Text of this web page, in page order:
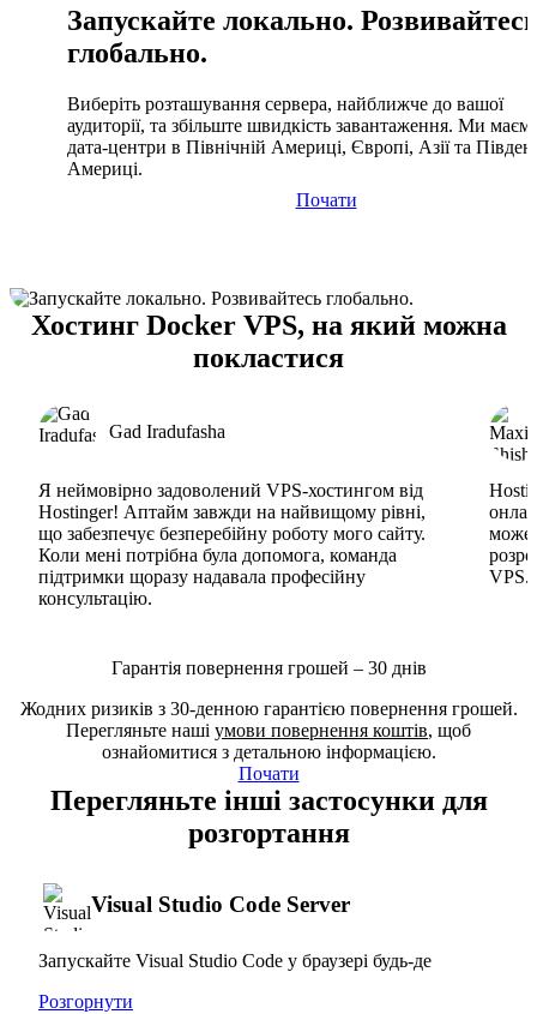
Запускайте локально.
глобально.
Виберіть розташування сервера, найближче до вашої
аудиторії, та збільште швидкість завантаження. Ми
дата-центри в Північній Америці, Європі, Азії та
Америці.
Почати
Хостинг Docker VPS, на який можна
покластися
Gad Iradufasha
Я неймовірно задоволений VPS-хостингом від
Hostinger! Аптайм завжди на найвищому рівні,
що забезпечує безперебійну роботу мого сайту.
Коли мені потрібна була допомога, команда
підтримки щоразу надавала професійну
консультацію.
може
VPS.
Гарантія повернення грошей – 30 днів
Жодних ризиків з 30-денною гарантією повернення грошей.
Перегляньте наші умови повернення коштів, щоб
ознайомитися з детальною інформацією.
Почати
Перегляньте інші застосунки для
розгортання
Visual Studio Code Server
Запускайте Visual Studio Code у браузері будь-де
Розгорнути